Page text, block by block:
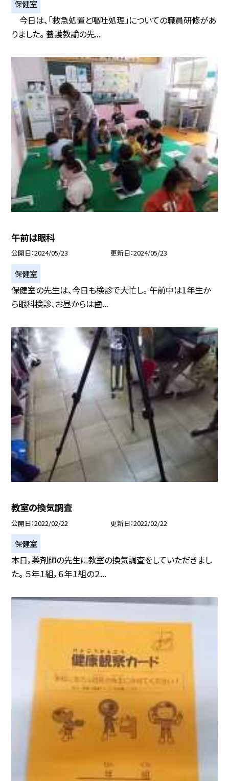
保健室
今日は、「救急処置と嘔吐処理」についての職員研修があ
りました。 養護教諭の先...
午前は眼科
公開日 2024/05/23 更新日 2024/05/23
保健室
保健室の先生は、今日も検診で大忙し。 午前中は1年生か
ら眼科検診、お昼からは歯...
教室の換気調査
公開日 2022/02/22 更新日 2022/02/22
保健室
本日，薬剤師の先生に教室の換気調査をしていただきまし
た。 ５年１組，６年１組の２...